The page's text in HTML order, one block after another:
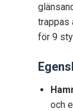
trappas
för 9
och